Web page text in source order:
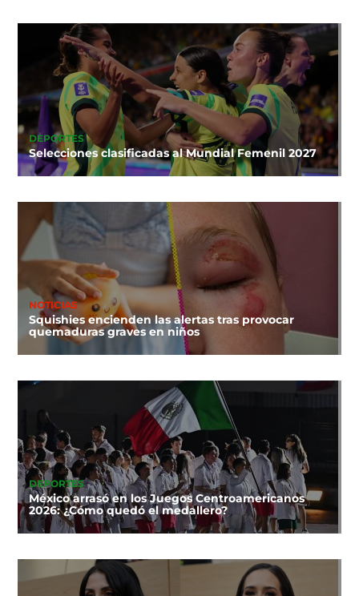
DEPORTES
Selecciones clasificadas al Mundial Femenil 2027
NOTICIAS
Squishies encienden las alertas tras provocar
quemaduras graves en niños
DEPORTES
México arrasó en los Juegos Centroamericanos
2026: ¿Cómo quedó el medallero?